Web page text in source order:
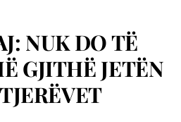
NUK DO TË
GJITHË JETËN